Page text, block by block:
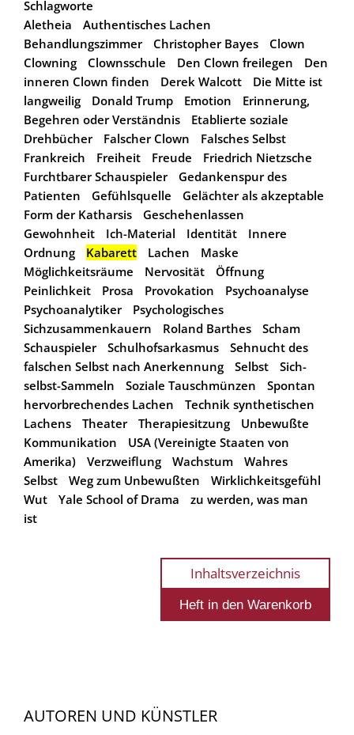
Schlagworte
Aletheia
Authentisches Lachen
Behandlungszimmer
Christopher Bayes
Clown
Clowning
Clownsschule Den Clown freilegen
Den
inneren Clown finden
Derek Walcott
Die Mitte ist
langweilig
Donald Trump Emotion
Erinnerung,
Begehren oder Verständnis
Etablierte soziale
Drehbücher
Falscher Clown
Falsches Selbst
Frankreich
Freiheit Freude
Friedrich Nietzsche
Furchtbarer Schauspieler
Gedankenspur des
Patienten
Gefühlsquelle
Gelächter als akzeptable
Form der Katharsis
Geschehenlassen
Gewohnheit
Ich-Material Identität
Innere
Ordnung
Kabarett Lachen
Maske
Möglichkeitsräume
Nervosität
Öffnung
Peinlichkeit
Prosa Provokation
Psychoanalyse
Psychoanalytiker
Psychologisches
Sichzusammenkauern
Roland Barthes
Scham
Schauspieler
Schulhofsarkasmus
Sehnucht des
falschen Selbst nach Anerkennung
Selbst
Sich-
selbst-Sammeln
Soziale Tauschmünzen
Spontan
hervorbrechendes Lachen
Technik synthetischen
Lachens
Theater Therapiesitzung
Unbewußte
Kommunikation
USA (Vereinigte Staaten von
Amerika)
Verzweiflung Wachstum
Wahres
Selbst
Weg zum Unbewußten
Wirklichkeitsgefühl
Wut
Yale School of Drama
zu werden, was man
ist
Inhaltsverzeichnis
AUTOREN UND KÜNSTLER